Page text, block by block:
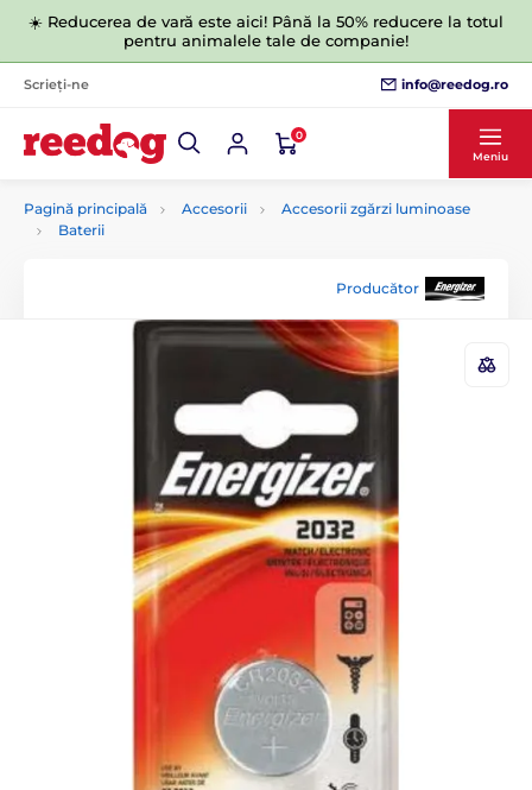
☀️ Reducerea de vară este aici! Până la 50% reducere la totul
pentru animalele tale de companie!
Scrieți-ne info@reedog.ro
0
Meniu
Pagină principală Accesorii
Accesorii zgărzi luminoase
Baterii
Producător